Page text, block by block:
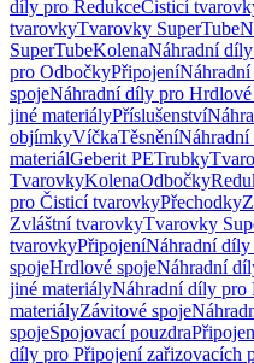
díly pro RedukceČisticí
tvarovkyTvarovky SuperTube
SuperTubeKolenaNáhradní
pro OdbočkyPřipojení
spojeNáhradní díly pro Hrdlové
jiné materiályPříslušenství
objímkyVíčkaTěsněníNáhradní
materiálGeberit PETrubky
TvarovkyKolenaOdbočky
pro Čisticí tvarovkyPřechodky
Zvláštní tvarovkyTvarovky
tvarovkyPřipojeníNáhradní
spojeHrdlové spojeNáhradní
jiné materiályNáhradní díly pro
materiályZávitové spoje
spojeSpojovací pouzdra
díly pro Připojení zařizovacích